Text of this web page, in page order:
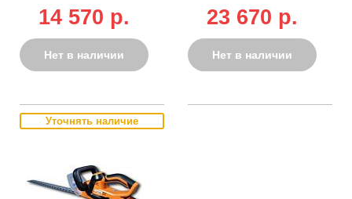
Li-ion, 500 мм, 23
14 570 p.
Нет в наличии
Li-ion, 500 мм, 23
23 670 p.
Нет в наличии
Уточнять наличие